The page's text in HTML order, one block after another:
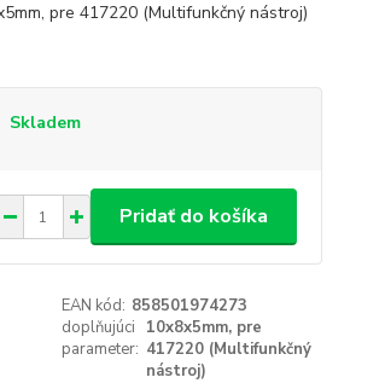
pre 417220 (Multifunkčný nástroj)
Skladem
Pridať do košíka
EAN kód: 858501974273
doplňujúci
parameter:
10x8x5mm, pre
417220 (Multifunkčný
nástroj)